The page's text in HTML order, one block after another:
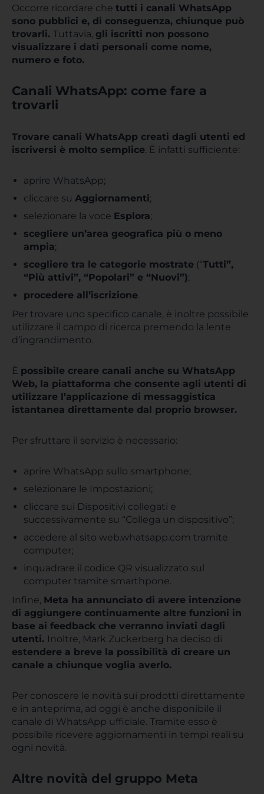
Occorre ricordare che tutti i canali WhatsApp
sono pubblici e, di conseguenza, chiunque può
trovarli. Tuttavia, gli iscritti non possono
visualizzare i dati personali come nome,
numero e foto.
Canali WhatsApp: come fare a
trovarli
Trovare canali WhatsApp creati dagli utenti ed
iscriversi è molto semplice. È infatti sufficiente:
aprire WhatsApp;
cliccare su Aggiornamenti;
selezionare la voce Esplora;
scegliere un’area geografica più o meno
ampia;
scegliere tra le categorie mostrate (“Tutti”,
“Più attivi”, “Popolari” e “Nuovi”);
procedere all’iscrizione.
Per trovare uno specifico canale, è inoltre possibile
utilizzare il campo di ricerca premendo la lente
d’ingrandimento.
È possibile creare canali anche su WhatsApp
Web, la piattaforma che consente agli utenti di
utilizzare l’applicazione di messaggistica
istantanea direttamente dal proprio browser.
Per sfruttare il servizio è necessario:
aprire WhatsApp sullo smartphone;
selezionare le Impostazioni;
cliccare sui Dispositivi collegati e
successivamente su “Collega un dispositivo”;
accedere al sito web.whatsapp.com tramite
computer;
inquadrare il codice QR visualizzato sul
computer tramite smarthpone.
Infine, Meta ha annunciato di avere intenzione
di aggiungere continuamente altre funzioni in
base ai feedback che verranno inviati dagli
utenti. Inoltre, Mark Zuckerberg ha deciso di
estendere a breve la possibilità di creare un
canale a chiunque voglia averlo.
Per conoscere le novità sui prodotti direttamente
e in anteprima, ad oggi è anche disponibile il
canale di WhatsApp ufficiale. Tramite esso è
possibile ricevere aggiornamenti in tempi reali su
ogni novità.
Altre novità del gruppo Meta